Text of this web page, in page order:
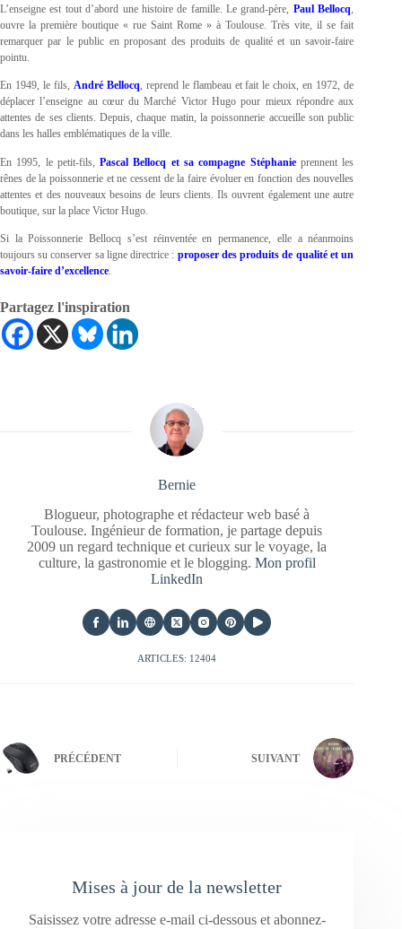
L’enseigne est tout d’abord une histoire de famille. Le grand-père, Paul Bellocq,
ouvre la première boutique « rue Saint Rome » à Toulouse. Très vite, il se fait
remarquer par le public en proposant des produits de qualité et un savoir-faire
pointu.
En 1949, le fils, André Bellocq, reprend le flambeau et fait le choix, en 1972, de
déplacer l’enseigne au cœur du Marché Victor Hugo pour mieux répondre aux
attentes de ses clients. Depuis, chaque matin, la poissonnerie accueille son public
dans les halles emblématiques de la ville.
En 1995, le petit-fils,Pascal Bellocq et sa compagne Stéphanie prennent les
rênes de la poissonnerie et ne cessent de la faire évoluer en fonction des nouvelles
attentes et des nouveaux besoins de leurs clients. Ils ouvrent également une autre
boutique, sur la place Victor Hugo.
Si la Poissonnerie Bellocq s’est réinventée en permanence, elle a néanmoins
toujours su conserver sa ligne directrice : proposer des produits de qualité et un
savoir-faire d’excellence.
Partagez l'inspiration
Bernie
Blogueur, photographe et rédacteur web basé à
Toulouse. Ingénieur de formation, je partage depuis
2009 un regard technique et curieux sur le voyage, la
culture, la gastronomie et le blogging. Mon profil
LinkedIn
ARTICLES: 12404
PRÉCÉDENT SUIVANT
Mises à jour de la newsletter
Saisissez votre adresse e-mail ci-dessous et abonnez-